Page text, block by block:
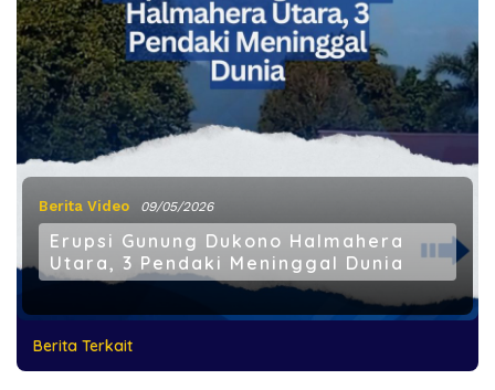
Berita Video 09/05/2026
Erupsi Gunung Dukono Halmahera
Utara, 3 Pendaki Meninggal Dunia
Berita Terkait